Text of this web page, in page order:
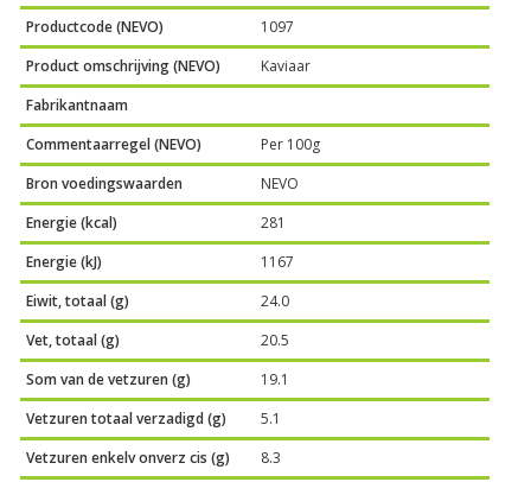
Productcode (NEVO)
1097
Product omschrijving (NEVO)
Kaviaar
Fabrikantnaam
Commentaarregel (NEVO)
Per 100g
Bron voedingswaarden
NEVO
Energie (kcal)
281
Energie (kJ)
1167
Eiwit, totaal (g)
24.0
Vet, totaal (g)
20.5
Som van de vetzuren (g)
19.1
Vetzuren totaal verzadigd (g)
5.1
Vetzuren enkelv onverz cis (g)
8.3